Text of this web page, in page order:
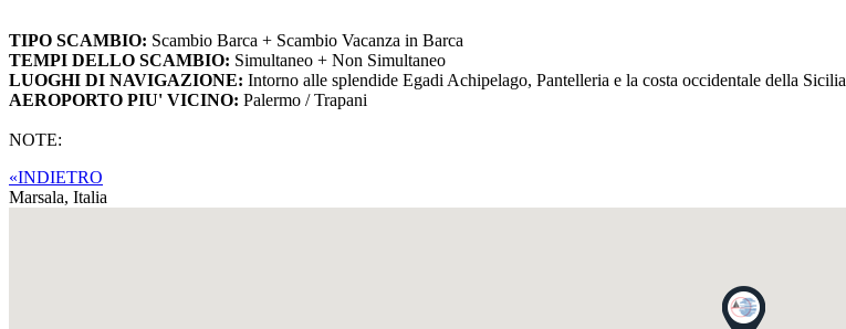
TIPO SCAMBIO: Scambio Barca + Scambio Vacanza in Barca
TEMPI DELLO SCAMBIO: Simultaneo + Non Simultaneo
LUOGHI DI NAVIGAZIONE: Intorno alle splendide Egadi Achipelago, Pantelleria e la costa occidentale della Sicilia
AEROPORTO PIU' VICINO: Palermo / Trapani
NOTE:
«INDIETRO
Marsala, Italia